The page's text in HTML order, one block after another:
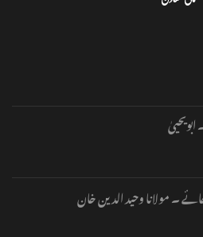
۔ مولانا وحید الدین خان